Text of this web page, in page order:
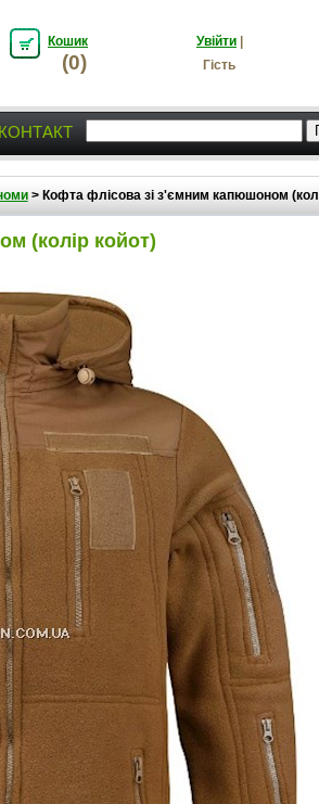
Кошик
(0)
Увійти
Гість
КОНТАКТ
> Кофта флісова зі з'ємним капюшоном
(колір койот)